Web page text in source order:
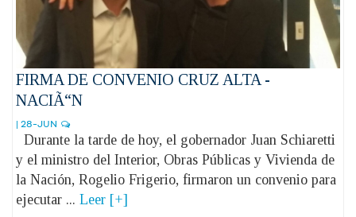
FIRMA DE CONVENIO CRUZ ALTA -
NACIÃ“N
| 28-JUN
Durante la tarde de hoy, el gobernador Juan Schiaretti
y el ministro del Interior, Obras Públicas y Vivienda de
la Nación, Rogelio Frigerio, firmaron un convenio para
ejecutar ... Leer [+]